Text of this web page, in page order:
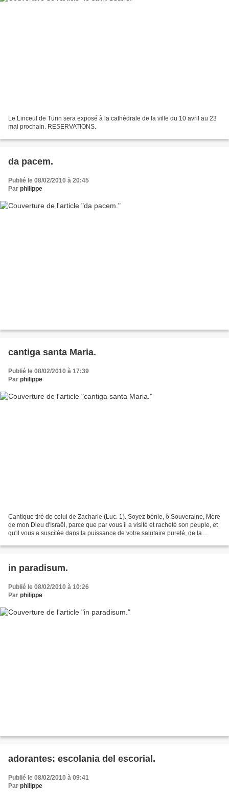
Le Linceul de Turin sera exposé à la cathédrale de la ville du 10 avril au 23
mai prochain. RESERVATIONS.
da pacem.
Publié le 08/02/2010 à 20:45
Par philippe
cantiga santa Maria.
Publié le 08/02/2010 à 17:39
Par philippe
Cantique tiré de celui de Zacharie (Luc. 1). Soyez bénie, ô Souveraine, Mère
de mon Dieu d'Israël, parce que par vous il a visité et racheté son peuple, et
qu'il vous a suscitée dans la puissance de votre salutaire pureté, de la
in paradisum.
Publié le 08/02/2010 à 10:26
Par philippe
adorantes: escolania del escorial.
Publié le 08/02/2010 à 09:41
Par philippe